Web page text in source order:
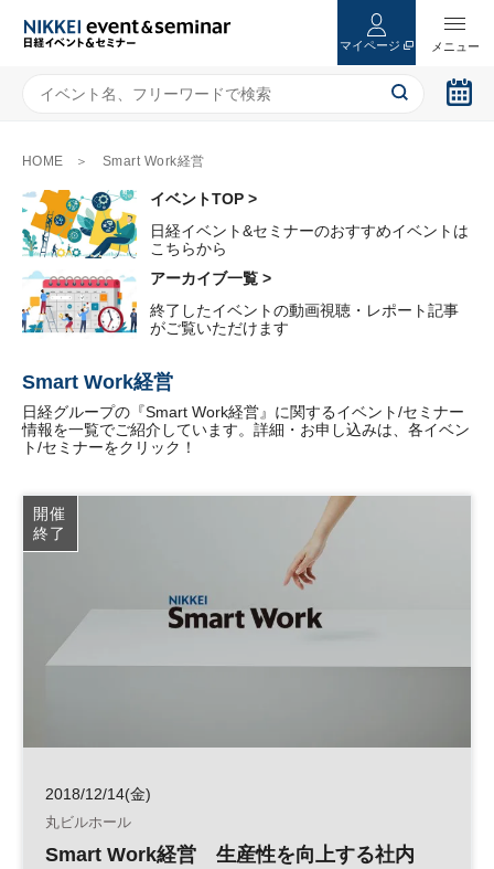
マイページ
HOME Smart Work経営
イベントTOP >
日経イベント&セミナーのおすすめイベントは
こちらから
アーカイブ一覧 >
終了したイベントの動画視聴・レポート記事
がご覧いただけます
Smart Work経営
日経グループの『Smart Work経営』に関するイベント/セミナー
情報を一覧でご紹介しています。詳細・お申し込みは、各イベン
ト/セミナーをクリック！
開催
終了
2018/12/14(金)
丸ビルホール
Smart Work経営 生産性を向上する社内